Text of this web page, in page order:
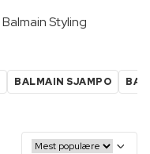
Balmain Styling
BALMAIN SJAMPO